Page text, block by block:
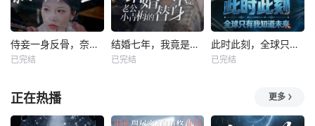
侍妾一身反骨，奈何侯爷只宠长公主
已完结
结婚七年，我竟是老公小青梅的替身
已完结
此时此刻，全球只有我知道未来
已完结
正在热播 更多